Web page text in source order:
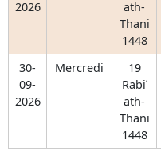
2026
ath-
Thani
1448
30-
09-
2026
Mercredi
19
Rabiʿ
ath-
Thani
1448